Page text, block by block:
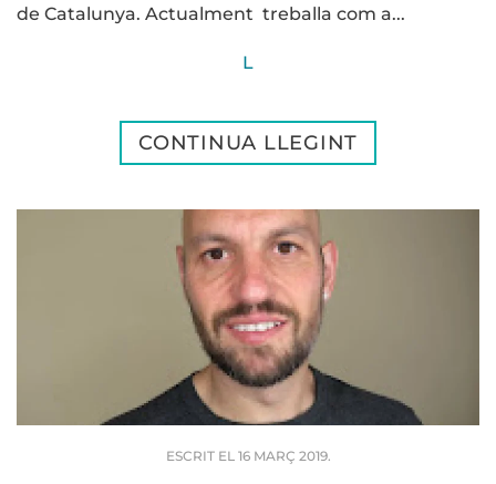
de Catalunya. Actualment treballa com a...
L
CONTINUA LLEGINT
ESCRIT EL 16 MARÇ 2019.